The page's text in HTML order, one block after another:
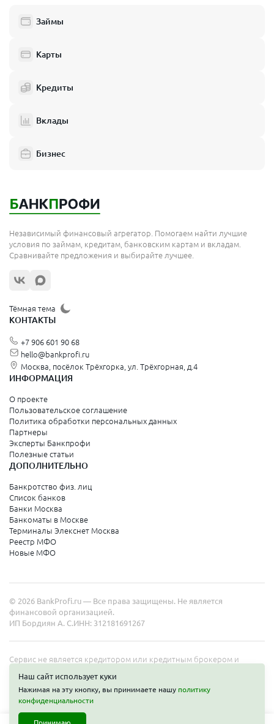
Балашиха
Одинцово
Электросталь
Реутов
Подольск
Королёв
Сергиев Посад
Орехово-Зуево
Щёлково
Видное
Зеленоград
Санкт-Петербург и Ленинградская область
Колпино
Санкт-Петербург
Краснодарский край
Армавир
Сочи
Анапа
Ейск
Свердловская область
Займы
Карты
Кредиты
Вклады
Бизнес
Независимый финансовый агрегатор. Помогаем найти лучшие
условия по займам, кредитам, банковским картам и вкладам.
Сравнивайте предложения и выбирайте лучшее.
Тёмная тема
КОНТАКТЫ
+7 906 601 90 68
hello@bankprofi.ru
Москва, посёлок Трёхгорка, ул. Трёхгорная, д.4
ИНФОРМАЦИЯ
О проекте
Пользовательское соглашение
Политика обработки персональных данных
Партнеры
Эксперты Банкпрофи
Полезные статьи
ДОПОЛНИТЕЛЬНО
Банкротство физ. лиц
Список банков
Банки Москва
Банкоматы в Москве
Терминалы Элекснет Москва
Реестр МФО
Новые МФО
© 2026 BankProfi.ru — Все права защищены. Не является
финансовой организацией.
ИП Бордиян А. С.ИНН: 312181691267
Сервис не является кредитором или кредитным брокером и
на сайте не является публичной офертой. Полные условия услуг
уточняйте на сайте организаций.
Наш сайт использует куки
Нажимая на эту кнопку, вы принимаете нашу политику
конфиденциальности